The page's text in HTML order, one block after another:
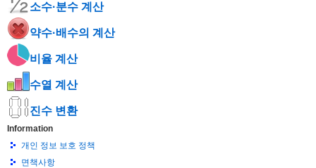
소수·분수 계산
약수·배수의 계산
비율 계산
수열 계산
진수 변환
Information
개인 정보 보호 정책
면책사항